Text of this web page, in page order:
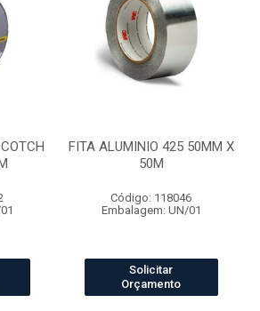
FITA ALUMINIO 425 50MM X
50M
Código: 118046
Embalagem: UN/01
Solicitar
Orçamento